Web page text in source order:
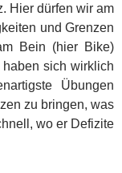
Hier dürfen wir am
und Grenzen
Bein (hier Bike)
sich wirklich
Übungen
zu bringen, was
wo er Defizite